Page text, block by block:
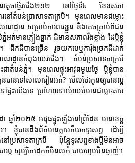
េនាតូចថ្មើរជើង២១២ នៅថ្ងៃទី៤ ខែឧសភា
នៅតំបន់ប្រាសាទតាក្របី។ មុនពេលមានជម្លោះ
េណដ្ឋាន សម្រាប់ការពារខ្លួន និងគេចគ្រាប់ពីជន
អត់មានភ្លៀងធ្លាក់ ដីមានសភាពរឹងខ្លាំង ដៃប្តីខ្ញុំ
ជីកដីបានច្រើន រួចយកបេឬការ៉ុងច្រកដីដាក់
ណដ្ឋានកំពុងឈរជើង។ តំបន់ប្រសាទតាក្របី
ជាតំបន់ភ្នំ។ មុនពេលផ្ទុះអាវុធមួយថ្ងៃ ប្តីខ្ញុំបាន
បានទៅសាលារៀនអត់? មើលថែរកូនឲ្យបានល្អ
ទះយើងទេ ប្រហែលទាល់ឈប់មានជម្លោះតាម
ឆ្នាំ២០២៥ អាវុធផ្ទុះឡើងនៅព្រំដែន មានខេត្ត
។ ខ្ញុំបានដឹងព័ត៌មានភ្លាមក៏យកទូរសព្ទ ដើម្បី
ប្រសាទតាក្របី ប៉ុន្តែទូរសព្ទខាងប្តីមិនអាច
បារម្ភ សូម្បីតែដេកក៏មិនលក់ បាយហូបមិនឆ្ងាញ់។